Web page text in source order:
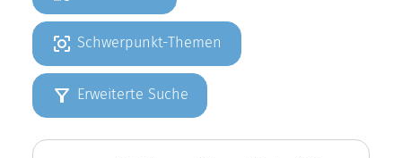
Schwerpunkt-Themen
Erweiterte Suche